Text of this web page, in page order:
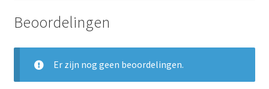
Beoordelingen
Er zijn nog geen beoordelingen.